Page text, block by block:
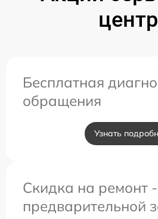
Бесплатная
обращения
Узнать
Скидка на ремонт
предварительной